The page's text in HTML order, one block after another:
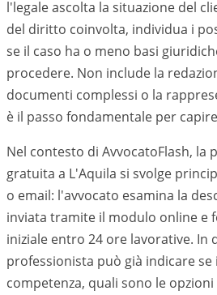
l'legale ascolta la situazione del
del diritto coinvolta, individua i
se il caso ha o meno basi
procedere. Non include la
documenti complessi o la
è il passo fondamentale per
Nel contesto di AvvocatoFlash, la
gratuita a L'Aquila si svolge
o email: l'avvocato esamina la
inviata tramite il modulo online e
iniziale entro 24 ore lavorative. In
professionista può già indicare
competenza, quali sono le